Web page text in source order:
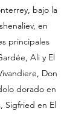
bajo la
en
principales
Ali y El
Don
dorado en
Sigfried en El